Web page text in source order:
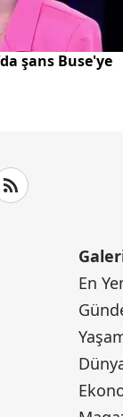
şans Buse'ye
En